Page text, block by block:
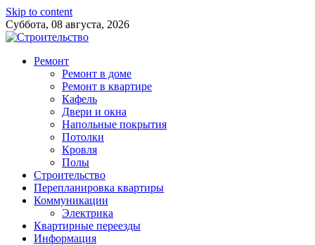
Skip to content
Суббота, 08 августа, 2026
Ремонт
Ремонт в доме
Ремонт в квартире
Кафель
Двери и окна
Напольные покрытия
Потолки
Кровля
Полы
Строительство
Перепланировка квартиры
Коммуникации
Электрика
Квартирные переезды
Информация